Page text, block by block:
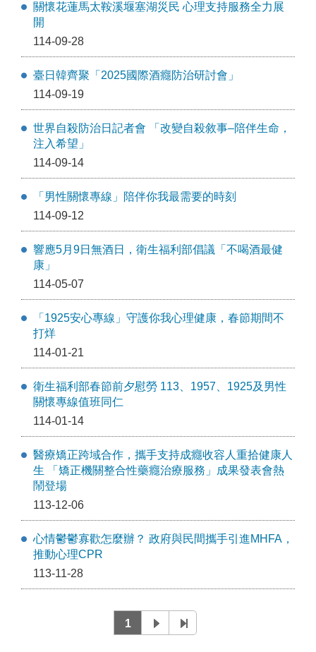
關懷花蓮馬太鞍溪堰塞湖災民 心理支持服務全力展
開
114-09-28
臺日韓齊聚「2025國際酒癮防治研討會」
114-09-19
世界自殺防治日記者會 「改變自殺敘事–陪伴生命，
注入希望」
114-09-14
「男性關懷專線」陪伴你我最需要的時刻
114-09-12
響應5月9日無酒日，衛生福利部倡議「不喝酒最健
康」
114-05-07
「1925安心專線」守護你我心理健康，春節期間不
打烊
114-01-21
衛生福利部春節前夕慰勞 113、1957、1925及男性
關懷專線值班同仁
114-01-14
醫療矯正跨域合作，攜手支持成癮收容人重拾健康人
生 「矯正機關整合性藥癮治療服務」成果發表會熱
鬧登場
113-12-06
心情鬱鬱寡歡怎麼辦？ 政府與民間攜手引進MHFA，
推動心理CPR
113-11-28
1